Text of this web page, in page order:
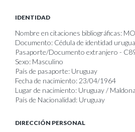
IDENTIDAD
Nombre en citaciones bibliográficas:
Documento: Cédula de identidad
Pasaporte/Documento extranjero -
Sexo: Masculino
País de pasaporte: Uruguay
Fecha de nacimiento: 23/04/1964
Lugar de nacimiento: Uruguay /
País de Nacionalidad: Uruguay
DIRECCIÓN PERSONAL